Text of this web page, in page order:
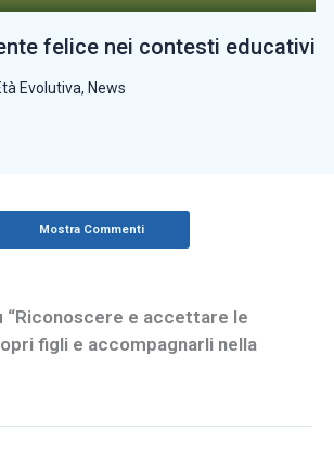
felice nei contesti educativi
Evolutiva, News
Mostra Commenti
“Riconoscere e accettare le
figli e accompagnarli nella